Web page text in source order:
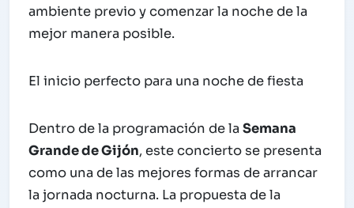
ambiente previo y comenzar la noche de la
mejor manera posible.
El inicio perfecto para una noche de fiesta
Dentro de la programación de la Semana
Grande de Gijón, este concierto se presenta
como una de las mejores formas de arrancar
la jornada nocturna. La propuesta de la